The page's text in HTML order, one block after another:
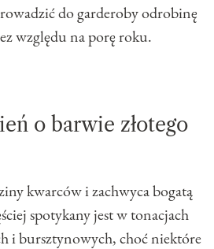
do garderoby odrobinę
względu na porę roku.
o barwie złotego
kwarców i zachwyca bogatą
spotykany jest w tonacjach
i bursztynowych, choć niektóre